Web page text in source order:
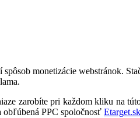
monetizácie webstránok.
zarobíte pri každom kliku na
obľúbená PPC spoločnosť Etarget.sk